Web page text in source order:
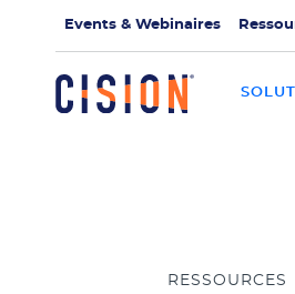
Events & Webinaires
RESSOURCES